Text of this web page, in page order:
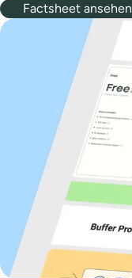
Factsheet ansehen